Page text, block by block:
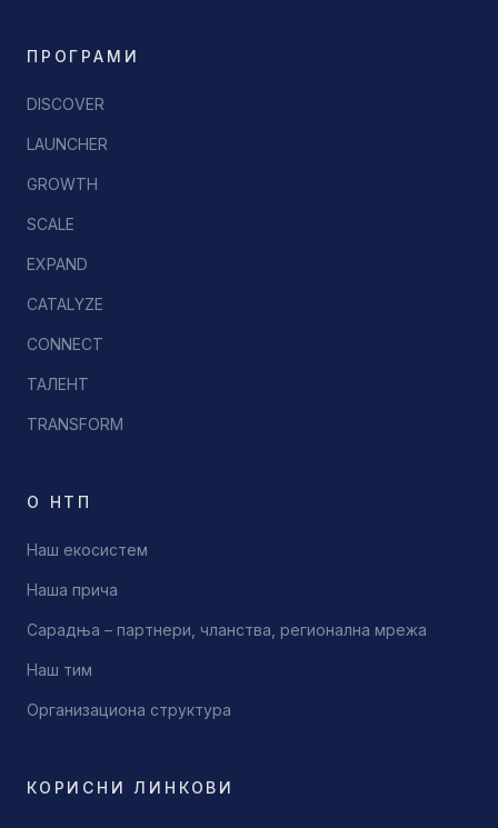
ПРОГРАМИ
DISCOVER
LAUNCHER
GROWTH
SCALE
EXPAND
CATALYZE
CONNECT
ТАЛЕНТ
TRANSFORM
О НТП
Наш екосистем
Наша прича
Сарадња – партнери, чланства, регионална мрежа
Наш тим
Организациона структура
КОРИСНИ ЛИНКОВИ